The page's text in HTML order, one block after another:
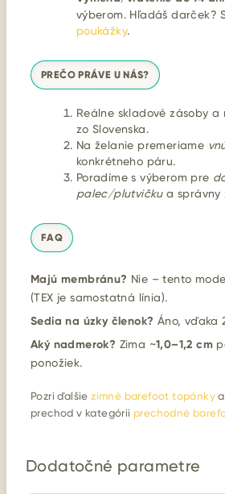
výberom. Hľadáš darček?
poukážky.
PREČO PRÁVE U NÁS?
Reálne skladové zásoby
zo Slovenska.
Na želanie premeriame
konkrétneho páru.
Poradíme s výberom pre
palec/plutvičkua správny
FAQ
Majú membránu? Nie – tento
(TEX je samostatná línia).
Sedia na úzky členok? Áno, vďaka
Aký nadmerok? Zima ~1,0–1,2 cm
ponožiek.
Pozri ďalšiezimné barefoot topánky
prechod v kategórii prechodné
Dodatočné parametre